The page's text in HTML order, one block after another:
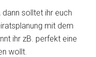
dann solltet ihr euch
mit dem
ihr zB. perfekt eine
wollt.